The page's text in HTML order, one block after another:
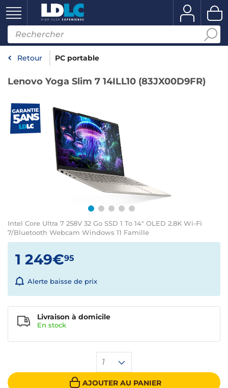
Retour PC portable
Lenovo Yoga Slim 7 14ILL10 (83JX00D9FR)
Intel Core Ultra 7 258V 32 Go SSD 1 To 14" OLED 2.8K Wi-Fi
7/Bluetooth Webcam Windows 11 Famille
1 249€95
Alerte baisse de prix
1
AJOUTER AU PANIER
Livraison à domicile
En stock